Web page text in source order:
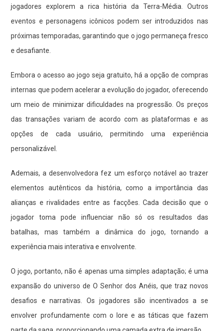
jogadores explorem a rica história da Terra-Média. Outros
eventos e personagens icônicos podem ser introduzidos nas
próximas temporadas, garantindo que o jogo permaneça fresco
e desafiante.
Embora o acesso ao jogo seja gratuito, há a opção de compras
internas que podem acelerar a evolução do jogador, oferecendo
um meio de minimizar dificuldades na progressão. Os preços
das transações variam de acordo com as plataformas e as
opções de cada usuário, permitindo uma experiência
personalizável.
Ademais, a desenvolvedora fez um esforço notável ao trazer
elementos autênticos da história, como a importância das
alianças e rivalidades entre as facções. Cada decisão que o
jogador toma pode influenciar não só os resultados das
batalhas, mas também a dinâmica do jogo, tornando a
experiência mais interativa e envolvente.
O jogo, portanto, não é apenas uma simples adaptação; é uma
expansão do universo de O Senhor dos Anéis, que traz novos
desafios e narrativas. Os jogadores são incentivados a se
envolver profundamente com o lore e as táticas que fazem